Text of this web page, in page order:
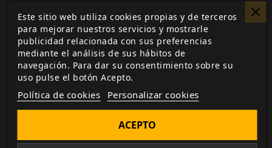
Piskies. Un amplio tratamiento de la ambientación de
Changeling, incluyendo un vistazo adaptado a
Concordia y al destino del Alto Rey David y las reglas
actualizadas a la Edición 20º Aniversario, ¡incluyendo
un sistema de magia revisado y expandido! y más
recopilada en un único y cuidado volumen a todo
color. Apoya la edición española participando en el
NosolorolyBiblioteca Oscurapublican
Este sitio web utiliza cookies propias y de terceros
para mejorar nuestros servicios y mostrarle
publicidad relacionada con sus preferencias
mediante el análisis de sus hábitos de
navegación. Para dar su consentimiento sobre su
uso pulse el botón Acepto.
Política de cookies Personalizar cookies
ACEPTO